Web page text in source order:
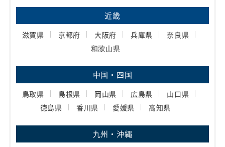
近畿
滋賀県 京都府 大阪府 兵庫県
奈良県
和歌山県
中国・四国
鳥取県 島根県 岡山県 広島県
山口県
徳島県
香川県 愛媛県 高知県
九州・沖縄